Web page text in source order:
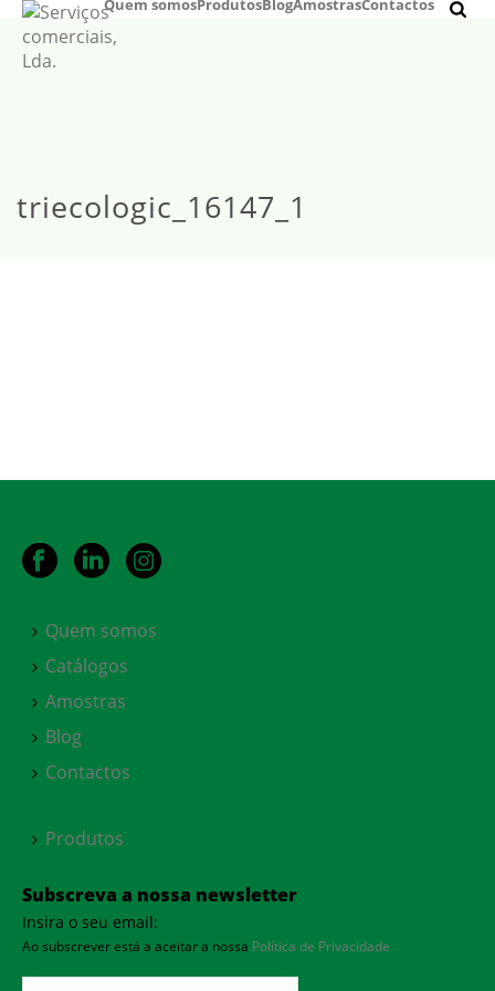
Quem somosProdutosBlogAmostrasContactos
triecologic_16147_1
Quem somos
Catálogos
Amostras
Blog
Contactos
Produtos
Subscreva a nossa newsletter
Insira o seu email:
Ao subscrever está a aceitar a nossa Política de Privacidade